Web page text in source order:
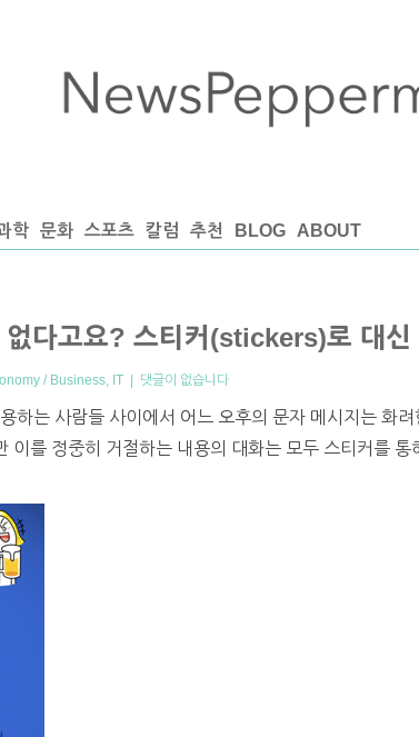
학 문화 스포츠 칼럼 추천 BLOG ABOUT
없다고요? 스티커(stickers)로 대신
/ Business, IT | 댓글이 없습니다
하는 사람들 사이에서 어느 오후의 문자 메시지는 화
이를 정중히 거절하는 내용의 대화는 모두 스티커를 통